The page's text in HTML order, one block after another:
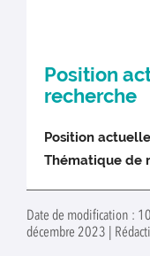
Position
recherche
Position
Thématique de
Date de modification :
décembre 2023 |